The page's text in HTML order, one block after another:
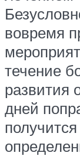
вовремя
течение
развития
дней